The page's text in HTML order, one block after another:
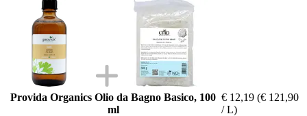
Provida Organics Olio da Bagno Basico, 100
ml
€ 12,19 (€ 121,90
/ L)